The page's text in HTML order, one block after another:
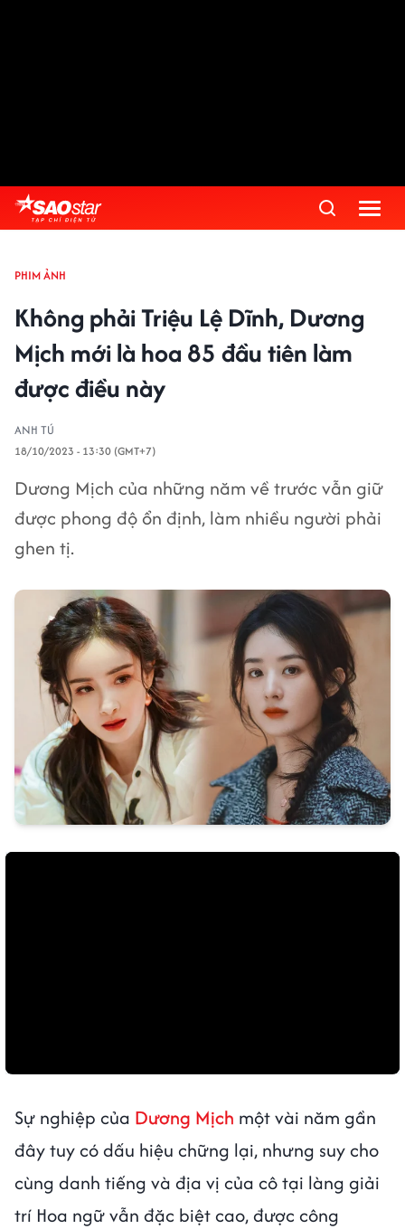
PHIM ẢNH
Không phải Triệu Lệ Dĩnh, Dương
Mịch mới là hoa 85 đầu tiên làm
được điều này
ANH TÚ
18/10/2023 - 13:30 (GMT+7)
Dương Mịch của những năm về trước vẫn giữ
được phong độ ổn định, làm nhiều người phải
ghen tị.
Sự nghiệp của Dương Mịch một vài năm gần
đây tuy có dấu hiệu chững lại, nhưng suy cho
cùng danh tiếng và địa vị của cô tại làng giải
trí Hoa ngữ vẫn đặc biệt cao, được công